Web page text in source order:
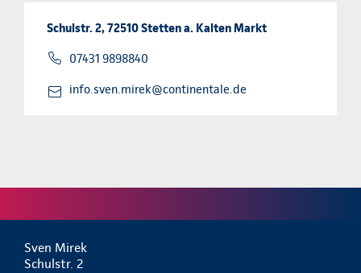
Schulstr. 2, 72510 Stetten a. Kalten Markt
07431 9898840
info.sven.mirek@continentale.de
Sven Mirek
Schulstr. 2